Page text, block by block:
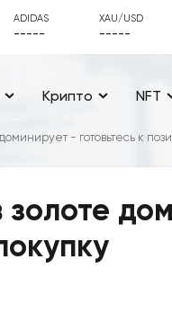
ADIDAS
-----
XAU/USD
-----
Крипто NFT
- готовьтесь к